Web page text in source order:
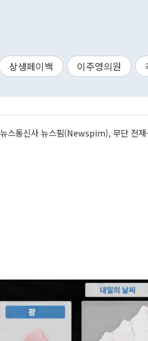
상생페이백 이주영의원
스통신사 뉴스핌(Newspim), 무단 전